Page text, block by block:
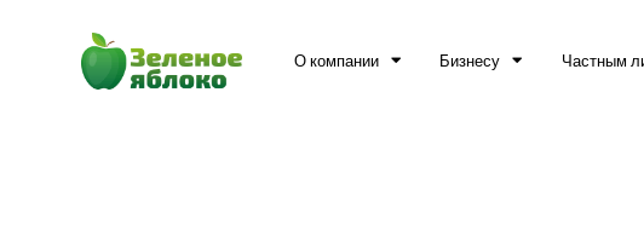
О компании Бизнесу Частным